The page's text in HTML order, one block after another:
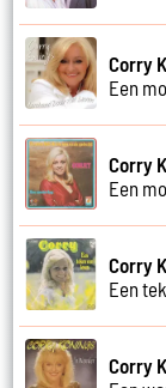
Corry
Een
Corry
Een
Corry
Een
Corry